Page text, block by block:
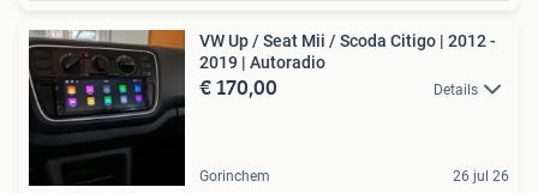
VW Up / Seat Mii / Scoda Citigo | 2012 -
2019 | Autoradio
€ 170,00 Details
Gorinchem 26 jul 26